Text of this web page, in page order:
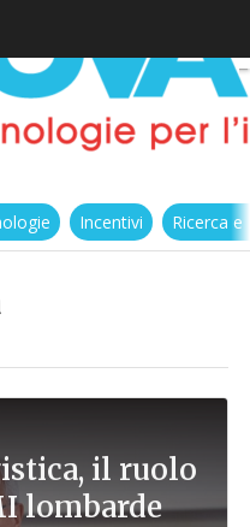
Incentivi Ricerca
il ruolo
lombarde